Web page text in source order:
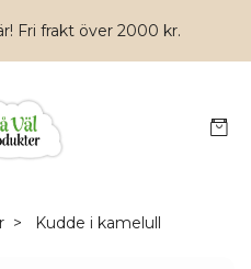
Fri frakt över 2000 kr.
Kudde i kamelull